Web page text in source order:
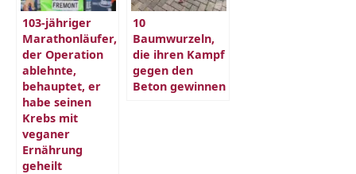
103-jähriger
Marathonläufer,
der Operation
ablehnte,
behauptet, er
habe seinen
Krebs mit
veganer
Ernährung
geheilt
10
Baumwurzeln,
die ihren Kampf
gegen den
Beton gewinnen